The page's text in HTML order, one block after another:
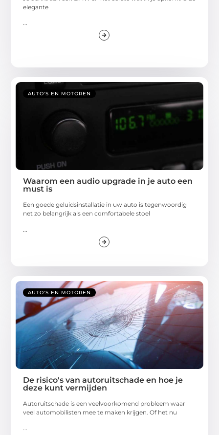
elegante
...
AUTO'S EN MOTOREN
Waarom een audio upgrade in je auto een
must is
Een goede geluidsinstallatie in uw auto is tegenwoordig
net zo belangrijk als een comfortabele stoel
AUTO'S EN MOTOREN
De risico's van autoruitschade en hoe je
deze kunt vermijden
Autoruitschade is een veelvoorkomend probleem waar
veel automobilisten mee te maken krijgen. Of het nu
...